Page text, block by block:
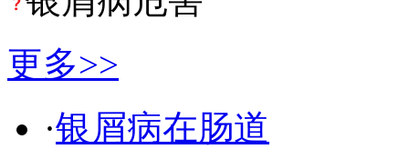
更多>>
·银屑病在肠道